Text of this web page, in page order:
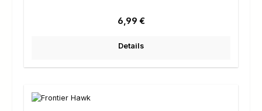
Regulärer Preis:
6,99 €
Details